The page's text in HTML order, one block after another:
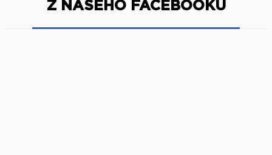
Z NAŠEHO FACEBOOKU